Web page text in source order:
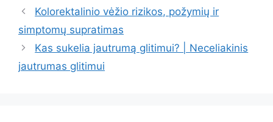
Kolorektalinio vėžio rizikos, požymių ir
simptomų supratimas
Kas sukelia jautrumą glitimui? | Neceliakinis
jautrumas glitimui